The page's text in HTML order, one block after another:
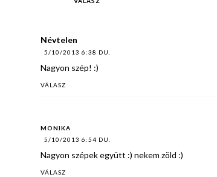
Névtelen
5/10/2013 6:38 DU.
Nagyon szép! :)
VÁLASZ
MONIKA
5/10/2013 6:54 DU.
Nagyon szépek együtt :) nekem zöld :)
VÁLASZ